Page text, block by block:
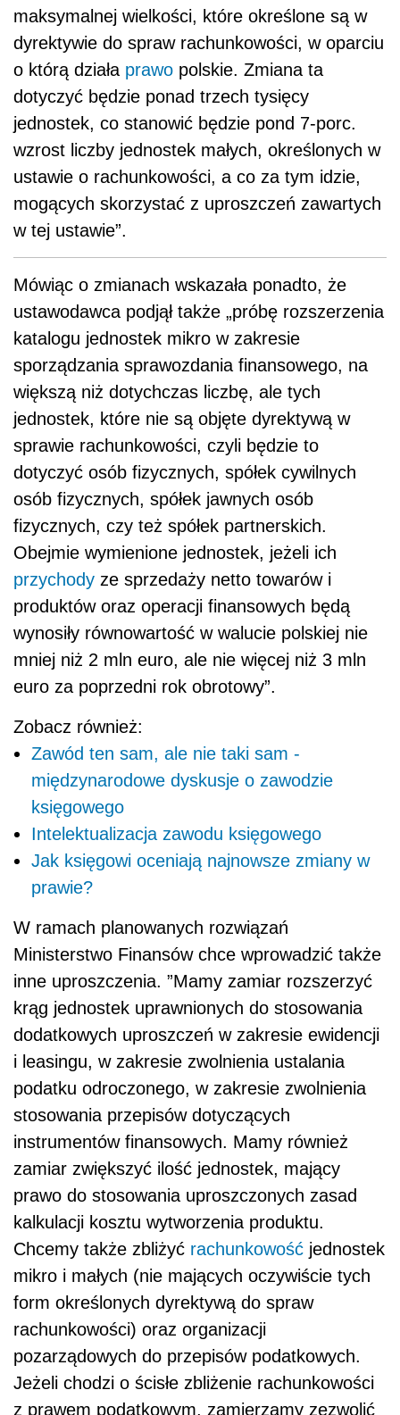
maksymalnej wielkości, które określone są w
dyrektywie do spraw rachunkowości, w oparciu
o którą działa prawo polskie. Zmiana ta
dotyczyć będzie ponad trzech tysięcy
jednostek, co stanowić będzie pond 7-porc.
wzrost liczby jednostek małych, określonych w
ustawie o rachunkowości, a co za tym idzie,
mogących skorzystać z uproszczeń zawartych
w tej ustawie”.
Mówiąc o zmianach wskazała ponadto, że
ustawodawca podjął także „próbę rozszerzenia
katalogu jednostek mikro w zakresie
sporządzania sprawozdania finansowego, na
większą niż dotychczas liczbę, ale tych
jednostek, które nie są objęte dyrektywą w
sprawie rachunkowości, czyli będzie to
dotyczyć osób fizycznych, spółek cywilnych
osób fizycznych, spółek jawnych osób
fizycznych, czy też spółek partnerskich.
Obejmie wymienione jednostek, jeżeli ich
przychody ze sprzedaży netto towarów i
produktów oraz operacji finansowych będą
wynosiły równowartość w walucie polskiej nie
mniej niż 2 mln euro, ale nie więcej niż 3 mln
euro za poprzedni rok obrotowy”.
Zobacz również:
Zawód ten sam, ale nie taki sam -
międzynarodowe dyskusje o zawodzie
księgowego
Intelektualizacja zawodu księgowego
Jak księgowi oceniają najnowsze zmiany w
prawie?
W ramach planowanych rozwiązań
Ministerstwo Finansów chce wprowadzić także
inne uproszczenia. ”Mamy zamiar rozszerzyć
krąg jednostek uprawnionych do stosowania
dodatkowych uproszczeń w zakresie ewidencji
i leasingu, w zakresie zwolnienia ustalania
podatku odroczonego, w zakresie zwolnienia
stosowania przepisów dotyczących
instrumentów finansowych. Mamy również
zamiar zwiększyć ilość jednostek, mający
prawo do stosowania uproszczonych zasad
kalkulacji kosztu wytworzenia produktu.
Chcemy także zbliżyć rachunkowość jednostek
mikro i małych (nie mających oczywiście tych
form określonych dyrektywą do spraw
rachunkowości) oraz organizacji
pozarządowych do przepisów podatkowych.
Jeżeli chodzi o ścisłe zbliżenie rachunkowości
z prawem podatkowym, zamierzamy zezwolić